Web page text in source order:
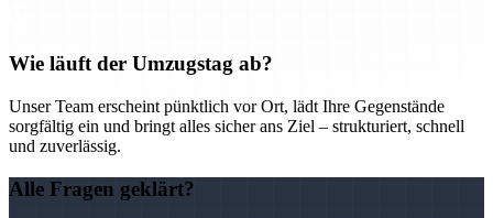
Wie läuft der Umzugstag ab?
Unser Team erscheint pünktlich vor Ort, lädt Ihre Gegenstände
sorgfältig ein und bringt alles sicher ans Ziel – strukturiert, schnell
und zuverlässig.
Alle Fragen geklärt?